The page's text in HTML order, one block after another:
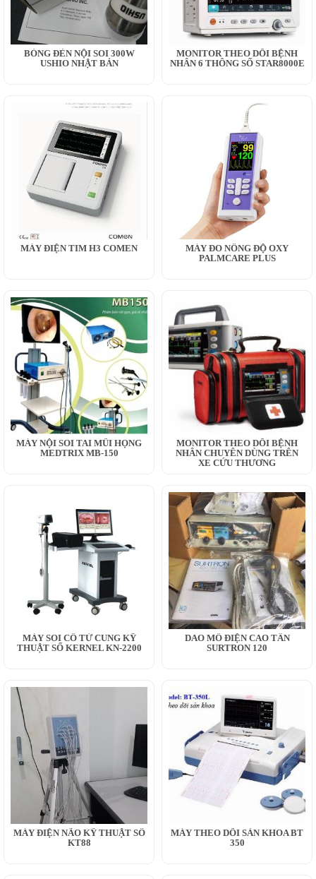
BÓNG ĐÈN NỘI SOI 300W
USHIO NHẬT BẢN
MONITOR THEO DÕI BỆNH
NHÂN 6 THÔNG SỐ STAR8000E
MÁY ĐIỆN TIM H3 COMEN
MÁY ĐO NỒNG ĐỘ OXY
PALMCARE PLUS
MÁY NỘI SOI TAI MŨI HỌNG
MEDTRIX MB-150
MONITOR THEO DÕI BỆNH
NHÂN CHUYÊN DÙNG TRÊN
XE CỨU THƯƠNG
MÁY SOI CỔ TỬ CUNG KỸ
THUẬT SỐ KERNEL KN-2200
DAO MỔ ĐIỆN CAO TẦN
SURTRON 120
MÁY ĐIỆN NÃO KỸ THUẬT SỐ
KT88
MÁY THEO DÕI SẢN KHOA BT
350